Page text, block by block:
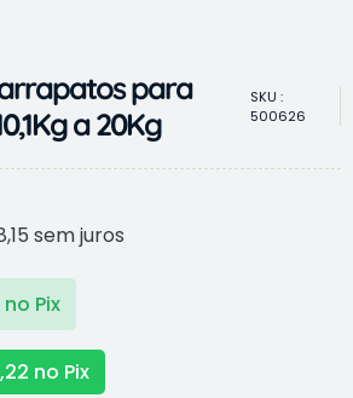
para
a 20Kg
SKU :
500626
sem juros
no Pix
no Pix